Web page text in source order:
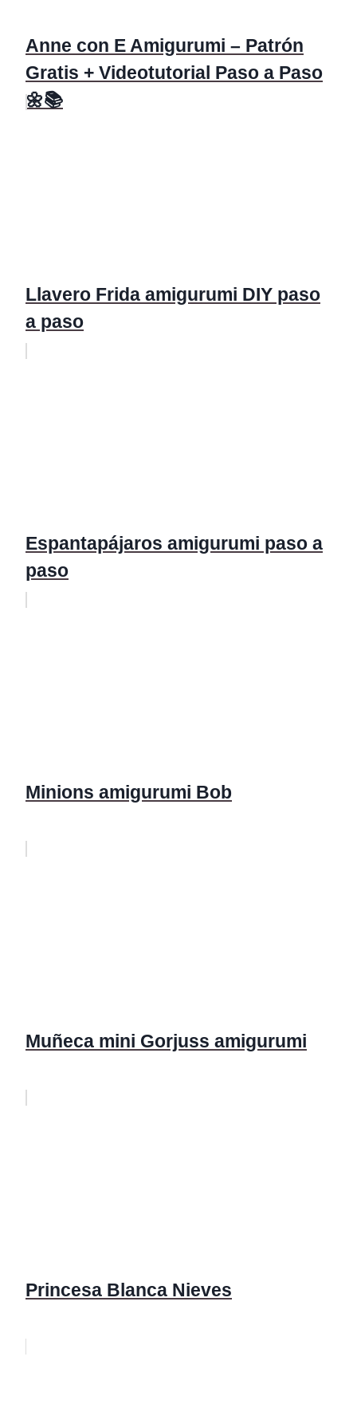
Anne con E Amigurumi – Patrón
Gratis + Videotutorial Paso a Paso
🌼📚
Llavero Frida amigurumi DIY paso
a paso
Espantapájaros amigurumi paso a
paso
Minions amigurumi Bob
Muñeca mini Gorjuss amigurumi
Princesa Blanca Nieves